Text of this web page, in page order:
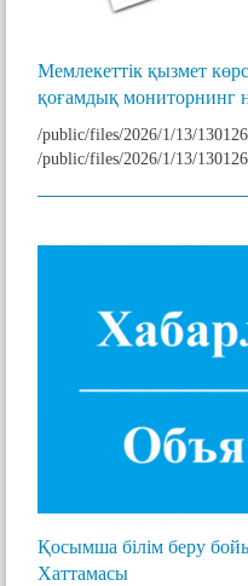
Мемлекеттік қызмет
қоғамдық мониторнинг
/public/files/2026/1/13/
/public/files/2026/1/13/
Қосымша білім беру
Хаттамасы